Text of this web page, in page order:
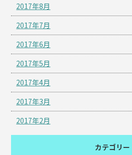
2017年8月
2017年7月
2017年6月
2017年5月
2017年4月
2017年3月
2017年2月
カテゴリー